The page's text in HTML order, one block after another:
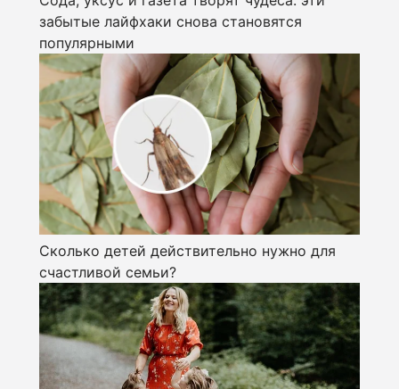
забытые лайфхаки снова становятся
популярными
Сколько детей действительно нужно для
счастливой семьи?